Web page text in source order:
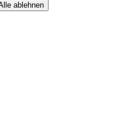
ablehnen